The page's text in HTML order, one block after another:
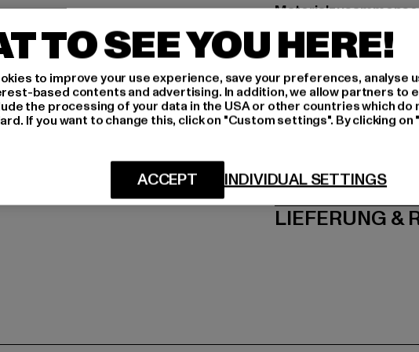
Art.Nr: JRTS690M-
Hersteller: TB
Dr.-Robert-Murjahn-
LIEFERUNG &
TO SEE YOU HERE!
to improve your use experience, save your preferences, analyse
based contents and advertising. In addition, we allow partners to
the processing of your data in the USA or other countries which do
If you want to change this, click on "Custom settings". By clicking
INDIVIDUAL SETTINGS
ACCEPT